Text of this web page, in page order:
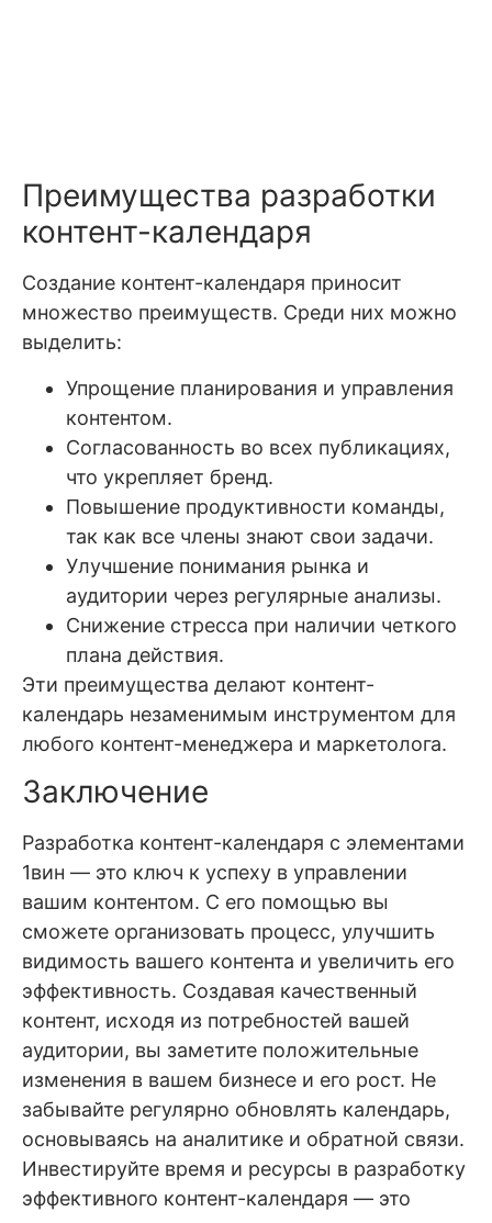
Преимущества разработки
контент-календаря
Создание контент-календаря приносит
множество преимуществ. Среди них можно
выделить:
Упрощение планирования и управления
контентом.
Согласованность во всех публикациях,
что укрепляет бренд.
Повышение продуктивности команды,
так как все члены знают свои задачи.
Улучшение понимания рынка и
аудитории через регулярные анализы.
Снижение стресса при наличии четкого
плана действия.
Эти преимущества делают контент-
календарь незаменимым инструментом для
любого контент-менеджера и маркетолога.
Заключение
Разработка контент-календаря с элементами
1вин — это ключ к успеху в управлении
вашим контентом. С его помощью вы
сможете организовать процесс, улучшить
видимость вашего контента и увеличить его
эффективность. Создавая качественный
контент, исходя из потребностей вашей
аудитории, вы заметите положительные
изменения в вашем бизнесе и его рост. Не
забывайте регулярно обновлять календарь,
основываясь на аналитике и обратной связи.
Инвестируйте время и ресурсы в разработку
эффективного контент-календаря — это